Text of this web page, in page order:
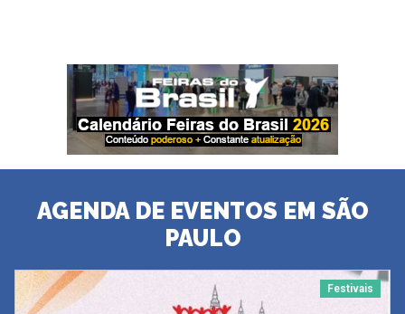
AGENDA DE EVENTOS EM SÃO
PAULO
Festivais